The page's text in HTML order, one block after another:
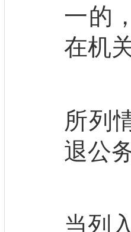
一的
在机关
所列
退公
当列